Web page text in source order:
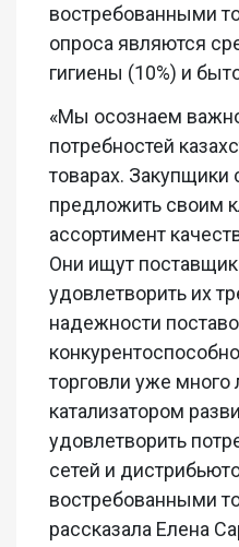
востребованными
опроса являются
гигиены (10%) и
«Мы осознаем
потребностей
товарах. Закупщики
предложить своим
ассортимент
Они ищут
удовлетворить их
надежности
торговли уже много
катализатором
удовлетворить
сетей и
востребованными
рассказала Елена